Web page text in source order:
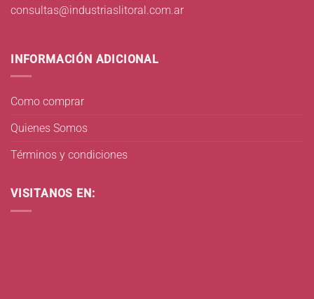
consultas@industriaslitoral.com.ar
INFORMACIÓN ADICIONAL
Como comprar
Quienes Somos
Términos y condiciones
VISITANOS EN: